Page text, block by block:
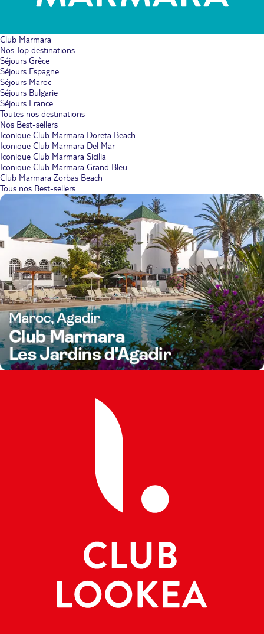
Club Marmara
Nos Top destinations
Séjours Grèce
Séjours Espagne
Séjours Maroc
Séjours Bulgarie
Séjours France
Toutes nos destinations
Nos Best-sellers
Iconique Club Marmara Doreta Beach
Iconique Club Marmara Del Mar
Iconique Club Marmara Sicilia
Iconique Club Marmara Grand Bleu
Club Marmara Zorbas Beach
Tous nos Best-sellers